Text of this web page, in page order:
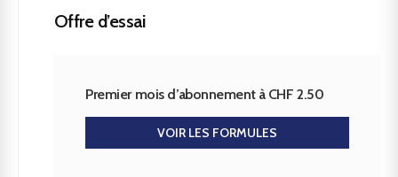
Offre d’essai
Premier mois d’abonnement à CHF 2.50
VOIR LES FORMULES